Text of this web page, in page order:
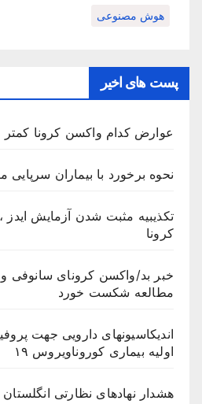
هوش مصنوعی
پست های اخیر
عوارض کدام واکسن کرونا
نحوه برخورد با بیماران سرپایی
تکذیبیه مثبت شدن آزمایش
کرونا
خبر بد/واکسن کرونای
مطالعه شکست خورد
اندیکاسیونهای دارویی جهت
اولیه بیماری کوروناویروس ۱۹
هشدار نهادهای نظارتی